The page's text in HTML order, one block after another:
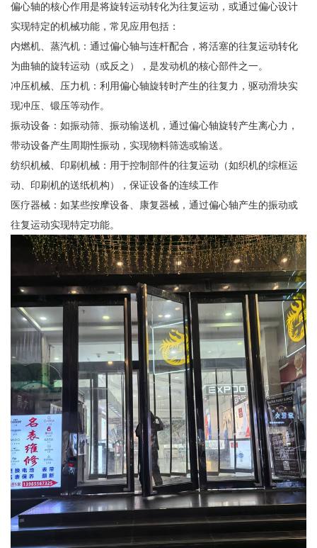
偏心轴的核心作用是将旋转运动转化为往复运动，或通过偏心设计
实现特定的机械功能，常见应用包括：
内燃机、蒸汽机：通过偏心轴与连杆配合，将活塞的往复运动转化
为曲轴的旋转运动（或反之），是发动机的核心部件之一。
冲压机械、压力机：利用偏心轴旋转时产生的往复力，驱动滑块实
现冲压、锻压等动作。
振动设备：如振动筛、振动输送机，通过偏心轴旋转产生离心力，
带动设备产生周期性振动，实现物料筛选或输送。
纺织机械、印刷机械：用于控制部件的往复运动（如织机的综框运
动、印刷机的送纸机构），保证设备的连续工作
医疗器械：如某些按摩设备、康复器械，通过偏心轴产生的振动或
往复运动实现特定功能。